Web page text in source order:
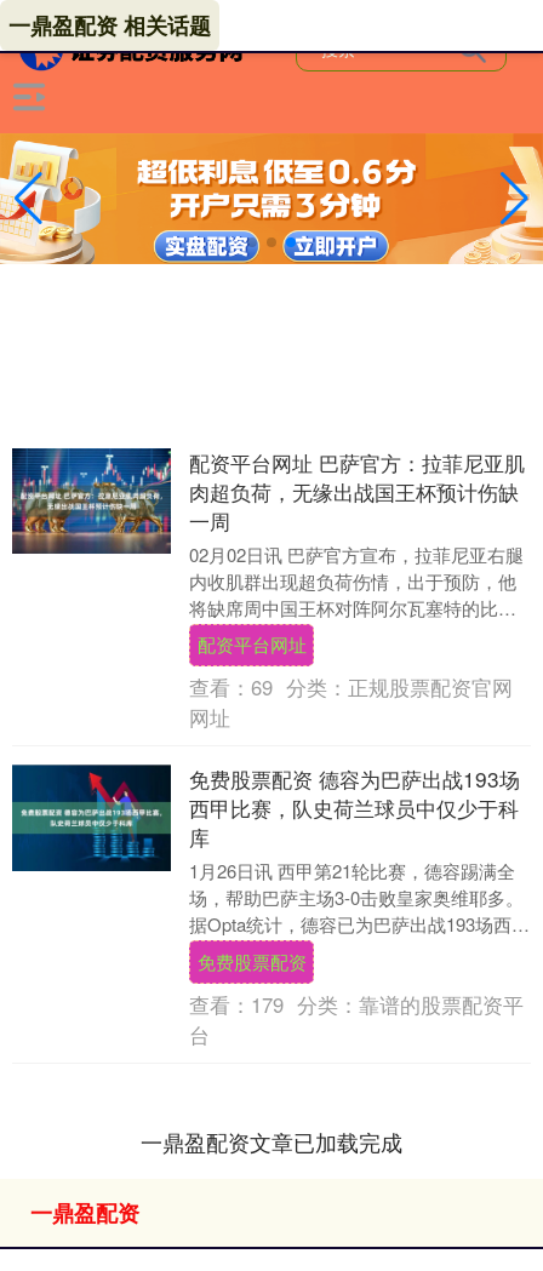
一鼎盈配资 相关话题
配资平台网址 巴萨官方：拉菲尼亚肌
肉超负荷，无缘出战国王杯预计伤缺
一周
02月02日讯 巴萨官方宣布，拉菲尼亚右腿
内收肌群出现超负荷伤情，出于预防，他
将缺席周中国王杯对阵阿尔瓦塞特的比
赛，预计恢复期为一周。 拉菲尼亚周日首
发出战了巴....
配资平台网址
查看： 69 分类： 正规股票配资官网
网址
免费股票配资 德容为巴萨出战193场
西甲比赛，队史荷兰球员中仅少于科
库
1月26日讯 西甲第21轮比赛，德容踢满全
场，帮助巴萨主场3-0击败皇家奥维耶多。
据Opta统计，德容已为巴萨出战193场西甲
比赛，队史荷兰球员中仅少于科库。....
免费股票配资
查看： 179 分类： 靠谱的股票配资平
台
一鼎盈配资文章已加载完成
一鼎盈配资